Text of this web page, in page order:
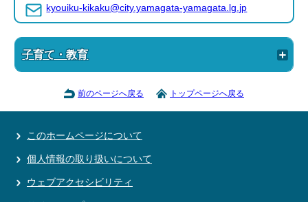
kyouiku-kikaku@city.yamagata-yamagata.lg.jp
子育て・教育
前のページへ戻る トップページへ戻る
このホームページについて
個人情報の取り扱いについて
ウェブアクセシビリティ